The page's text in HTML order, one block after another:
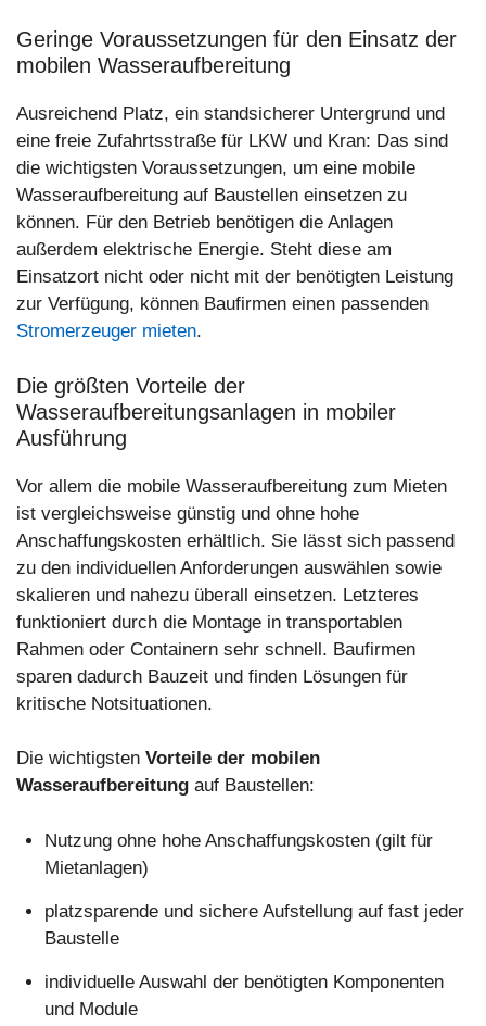
Geringe Voraussetzungen für den Einsatz der
mobilen Wasseraufbereitung
Ausreichend Platz, ein standsicherer Untergrund und
eine freie Zufahrtsstraße für LKW und Kran: Das sind
die wichtigsten Voraussetzungen, um eine mobile
Wasseraufbereitung auf Baustellen einsetzen zu
können. Für den Betrieb benötigen die Anlagen
außerdem elektrische Energie. Steht diese am
Einsatzort nicht oder nicht mit der benötigten Leistung
zur Verfügung, können Baufirmen einen passenden
Stromerzeuger mieten.
Die größten Vorteile der
Wasseraufbereitungsanlagen in mobiler
Ausführung
Vor allem die mobile Wasseraufbereitung zum Mieten
ist vergleichsweise günstig und ohne hohe
Anschaffungskosten erhältlich. Sie lässt sich passend
zu den individuellen Anforderungen auswählen sowie
skalieren und nahezu überall einsetzen. Letzteres
funktioniert durch die Montage in transportablen
Rahmen oder Containern sehr schnell. Baufirmen
sparen dadurch Bauzeit und finden Lösungen für
kritische Notsituationen.
Die wichtigsten Vorteile der mobilen
Wasseraufbereitung auf Baustellen:
Nutzung ohne hohe Anschaffungskosten (gilt für
Mietanlagen)
platzsparende und sichere Aufstellung auf fast jeder
Baustelle
individuelle Auswahl der benötigten Komponenten
und Module